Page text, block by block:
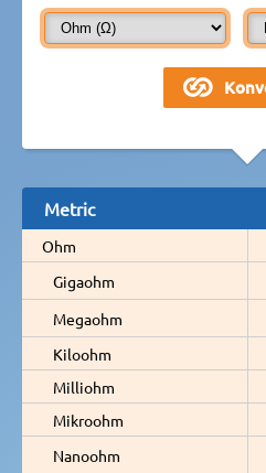
Metric
Ohm
Gigaohm
Megaohm
Kiloohm
Milliohm
Mikroohm
Nanoohm